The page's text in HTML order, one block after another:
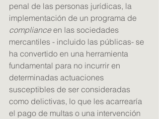
penal de las personas jurídicas, la
implementación de un programa de
compliance en las sociedades
mercantiles - incluido las públicas- se
ha convertido en una herramienta
fundamental para no incurrir en
determinadas actuaciones
susceptibles de ser consideradas
como delictivas, lo que les acarrearía
el pago de multas o una intervención